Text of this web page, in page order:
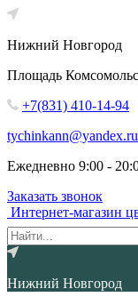
Нижний Новгород
Площадь
+7(831) 410-14-94
tychinkann@yandex.ru
Ежедневно 9:00 -
Заказать звонок
Интернет-магазин
Нижний Новгород